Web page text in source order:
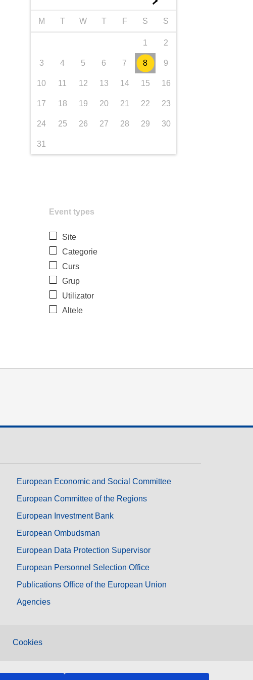
M T W T F S S
1 2
3 4 5 6 7 8 9
10 11 12 13 14 15 16
17 18 19 20 21 22 23
24 25 26 27 28 29 30
31
Event types
Site
Categorie
Curs
Grup
Utilizator
Altele
European Economic and Social Committee
European Committee of the Regions
European Investment Bank
European Ombudsman
European Data Protection Supervisor
European Personnel Selection Office
Publications Office of the European Union
Agencies
Cookies